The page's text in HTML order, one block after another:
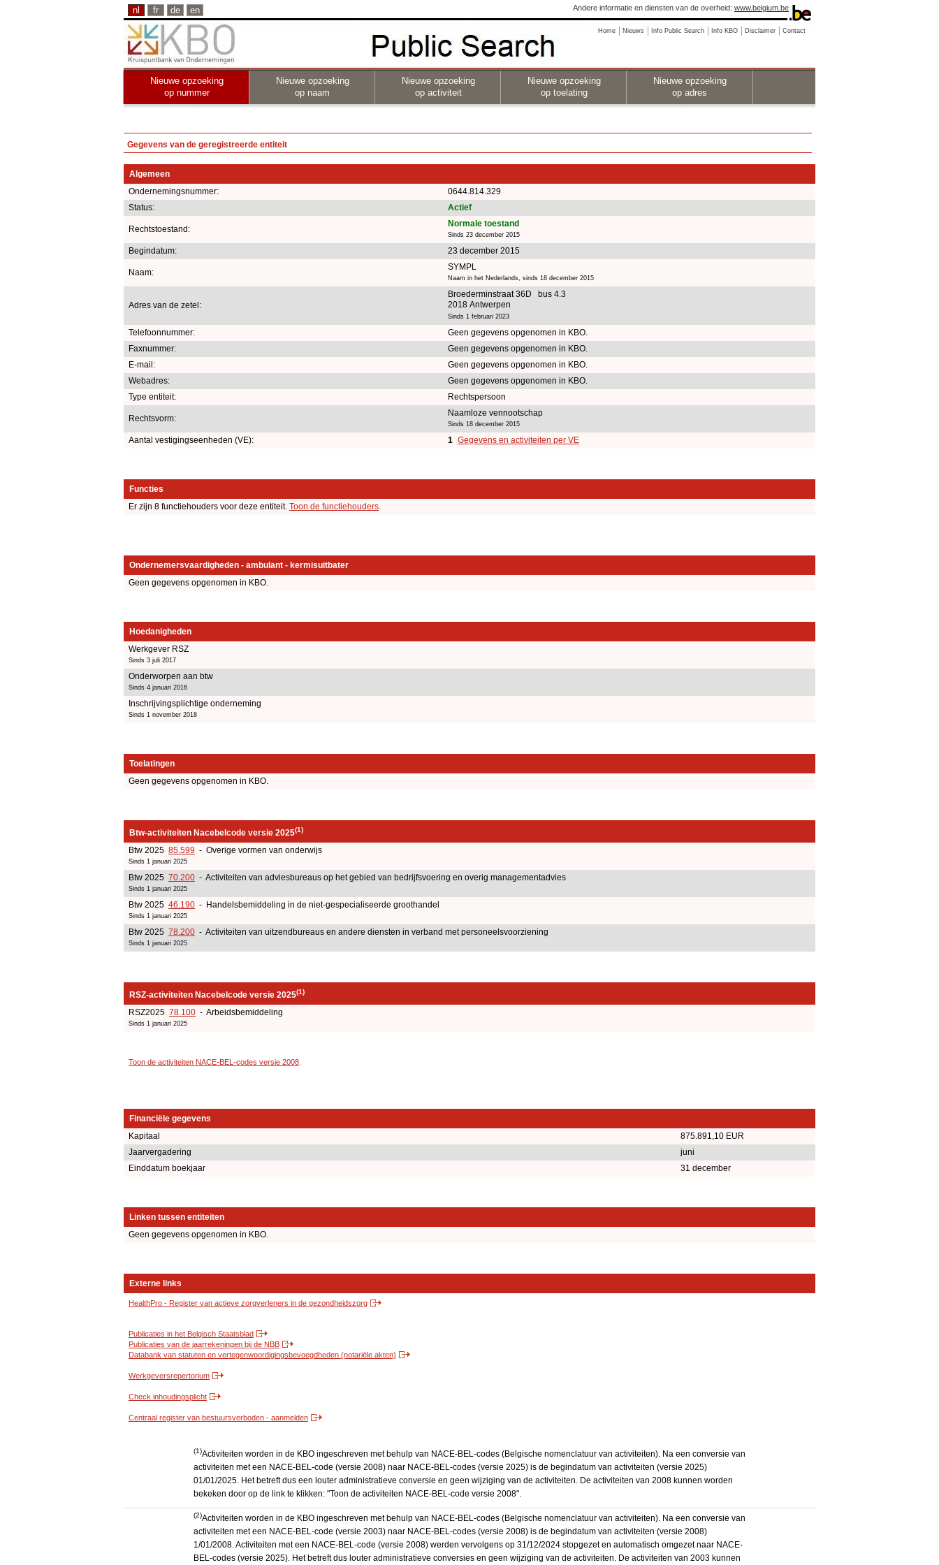
nl fr de en Andere informatie en diensten van de overheid: www.belgium.be
Home Nieuws Info Public Search Info KBO Disclaimer Contact
Nieuwe opzoeking
op nummer
Nieuwe opzoeking
op naam
Nieuwe opzoeking
op activiteit
Nieuwe opzoeking
op toelating
Nieuwe opzoeking
op adres
Gegevens van de geregistreerde entiteit
Algemeen
Ondernemingsnummer:
0644.814.329
Status:
Actief
Rechtstoestand:
Normale toestand
Sinds 23 december 2015
Begindatum: 23 december 2015
Naam:
SYMPL
Naam in het Nederlands, sinds 18 december 2015
Adres van de zetel:
Broederminstraat 36D bus 4.3
2018 Antwerpen
Sinds 1 februari 2023
Telefoonnummer:
Geen gegevens opgenomen in KBO.
Faxnummer:
Geen gegevens opgenomen in KBO.
E-mail:
Geen gegevens opgenomen in KBO.
Webadres:
Geen gegevens opgenomen in KBO.
Type entiteit:
Rechtspersoon
Rechtsvorm:
Naamloze vennootschap
Sinds 18 december 2015
Aantal vestigingseenheden (VE): 1 Gegevens en activiteiten per VE
Functies
Er zijn 8 functiehouders voor deze entiteit. Toon de functiehouders.
Ondernemersvaardigheden - ambulant - kermisuitbater
Geen gegevens opgenomen in KBO.
Hoedanigheden
Werkgever RSZ
Sinds 3 juli 2017
Onderworpen aan btw
Sinds 4 januari 2016
Inschrijvingsplichtige onderneming
Sinds 1 november 2018
Toelatingen
Geen gegevens opgenomen in KBO.
Btw-activiteiten Nacebelcode versie 2025(1)
Btw 2025 85.599 - Overige vormen van onderwijs
Sinds 1 januari 2025
Btw 2025 70.200 - Activiteiten van adviesbureaus op het gebied van bedrijfsvoering en overig managementadvies
Sinds 1 januari 2025
Btw 2025 46.190 - Handelsbemiddeling in de niet-gespecialiseerde groothandel
Sinds 1 januari 2025
Btw 2025 78.200 - Activiteiten van uitzendbureaus en andere diensten in verband met personeelsvoorziening
Sinds 1 januari 2025
RSZ-activiteiten Nacebelcode versie 2025(1)
RSZ2025 78.100 - Arbeidsbemiddeling
Sinds 1 januari 2025
Toon de activiteiten NACE-BEL-codes versie 2008
Financiële gegevens
Kapitaal
875.891,10 EUR
Jaarvergadering
juni
Einddatum boekjaar
31 december
Linken tussen entiteiten
Geen gegevens opgenomen in KBO.
Externe links
HealthPro - Register van actieve zorgverleners in de gezondheidszorg
Publicaties in het Belgisch Staatsblad
Publicaties van de jaarrekeningen bij de NBB
Databank van statuten en vertegenwoordigingsbevoegdheden (notariële akten)
Werkgeversrepertorium
Check inhoudingsplicht
Centraal register van bestuursverboden - aanmelden
(1)Activiteiten worden in de KBO ingeschreven met behulp van NACE-BEL-codes (Belgische nomenclatuur van activiteiten). Na een conversie van
activiteiten met een NACE-BEL-code (versie 2008) naar NACE-BEL-codes (versie 2025) is de begindatum van activiteiten (versie 2025)
01/01/2025. Het betreft dus een louter administratieve conversie en geen wijziging van de activiteiten. De activiteiten van 2008 kunnen worden
bekeken door op de link te klikken: "Toon de activiteiten NACE-BEL-code versie 2008".
(2)Activiteiten worden in de KBO ingeschreven met behulp van NACE-BEL-codes (Belgische nomenclatuur van activiteiten). Na een conversie van
activiteiten met een NACE-BEL-code (versie 2003) naar NACE-BEL-codes (versie 2008) is de begindatum van activiteiten (versie 2008)
1/01/2008. Activiteiten met een NACE-BEL-code (versie 2008) werden vervolgens op 31/12/2024 stopgezet en automatisch omgezet naar NACE-
BEL-codes (versie 2025). Het betreft dus louter administratieve conversies en geen wijziging van de activiteiten. De activiteiten van 2003 kunnen